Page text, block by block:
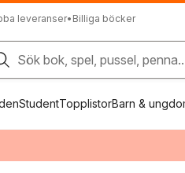
leveranser• Billiga böcker
Sök bok, spel, pussel,
StudentTopplistorBarn &